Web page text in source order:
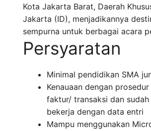
Kota Jakarta Barat, Daerah
Jakarta (ID), menjadikannya
sempurna untuk berbagai acara
Persyaratan
Minimal pendidikan SMA
Kenauaan dengan
faktur/ transaksi dan
bekerja dengan data entri
Mampu menggunakan